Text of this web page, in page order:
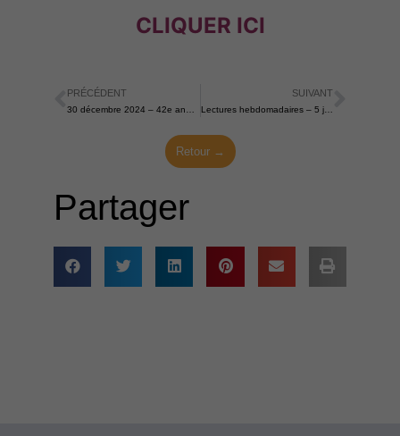
CLIQUER ICI
Précédent
PRÉCÉDENT
30 décembre 2024 – 42e anniversaire du décès de John Main
SUIVANT
Lectures hebdomadaires – 5 janvier 2025
Retour →
Partager